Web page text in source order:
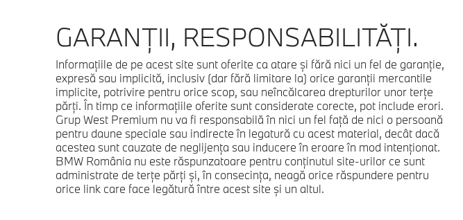
GARANŢII, RESPONSABILITĂŢI.
Informaţiile de pe acest site sunt oferite ca atare şi fără nici un fel de garanţie,
expresă sau implicită, inclusiv (dar fără limitare la) orice garanţii mercantile
implicite, potrivire pentru orice scop, sau neîncălcarea drepturilor unor terţe
părţi. În timp ce informaţiile oferite sunt considerate corecte, pot include erori.
Grup West Premium nu va fi responsabilă în nici un fel faţă de nici o persoană
pentru daune speciale sau indirecte în legatură cu acest material, decât dacă
acestea sunt cauzate de neglijenţa sau inducere în eroare în mod intenţionat.
BMW România nu este răspunzatoare pentru conţinutul site-urilor ce sunt
administrate de terţe părţi şi, în consecinţa, neagă orice răspundere pentru
orice link care face legătură între acest site şi un altul.